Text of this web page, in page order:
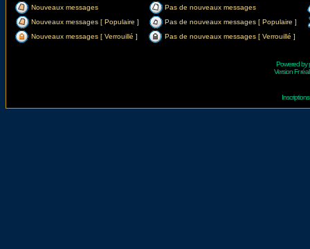
Nouveaux messages
Pas de nouveaux messages
Nouveaux messages [ Populaire ]
Pas de nouveaux messages [ Populaire ]
Nouveaux messages [ Verrouillé ]
Pas de nouveaux messages [ Verrouillé ]
Powered by
Version Fr